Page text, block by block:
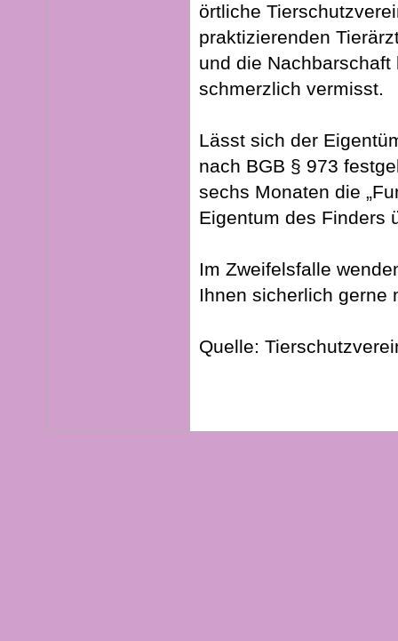
örtliche
praktizierenden
und die
schmerzlich vermisst.
Lässt sich der
nach BGB § 973
sechs Monaten die
Eigentum des Finders
Im Zweifelsfalle
Ihnen sicherlich gerne
Quelle: